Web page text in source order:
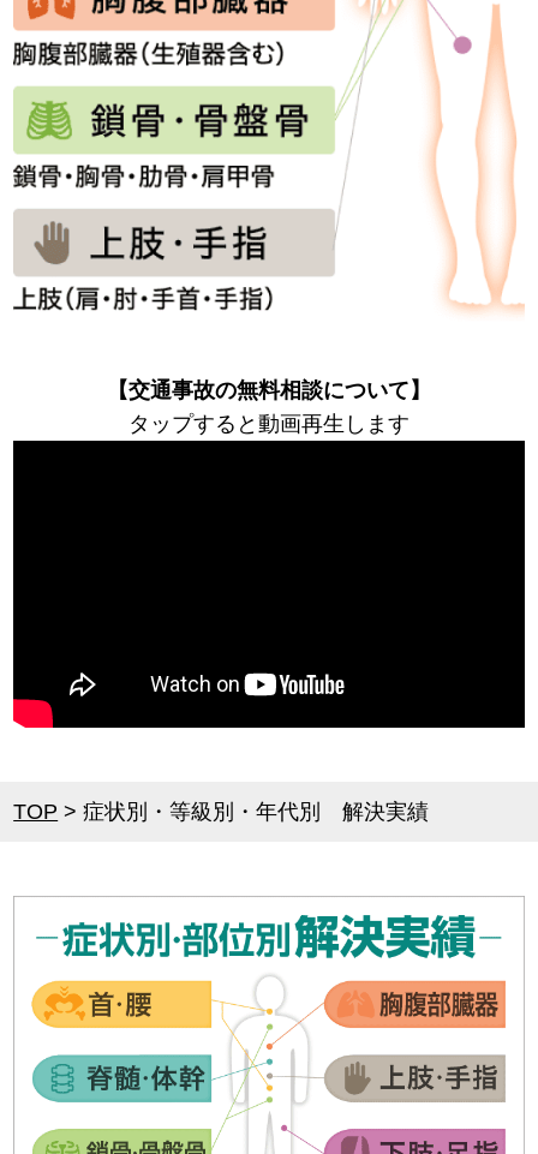
【交通事故の無料相談について】
タップすると動画再生します
TOP >症状別・等級別・年代別 解決実績